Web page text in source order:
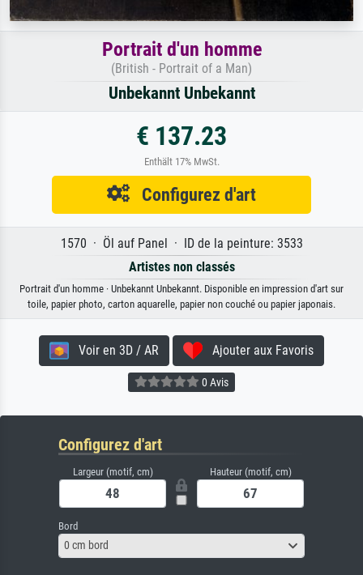
Portrait d'un homme
(British - Portrait of a Man)
Unbekannt Unbekannt
€ 137.23
Enthält 17% MwSt.
Configurez d'art
1570 · Öl auf Panel · ID de la peinture: 3533
Artistes non classés
Portrait d'un homme · Unbekannt Unbekannt. Disponible en impression d'art sur
toile, papier photo, carton aquarelle, papier non couché ou papier japonais.
Voir en 3D / AR Ajouter aux Favoris
0 Avis
Configurez d'art
Largeur (motif, cm) Hauteur (motif, cm)
Bord
0 cm bord